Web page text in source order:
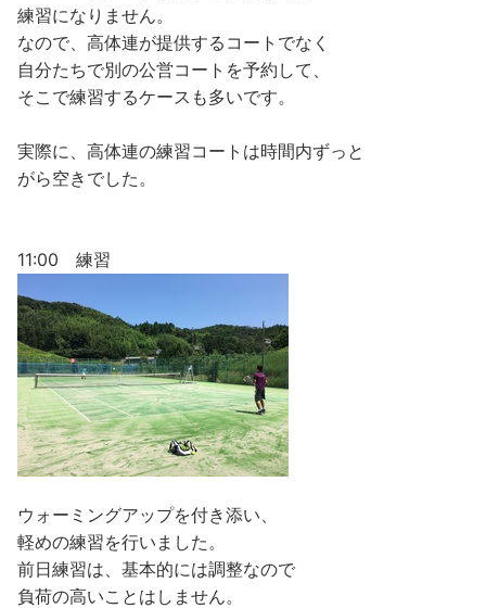
練習になりません。
なので、高体連が提供するコートでなく
自分たちで別の公営コートを予約して、
そこで練習するケースも多いです。
実際に、高体連の練習コートは時間内ずっと
がら空きでした。
11:00 練習
ウォーミングアップを付き添い、
軽めの練習を行いました。
前日練習は、基本的には調整なので
負荷の高いことはしません。